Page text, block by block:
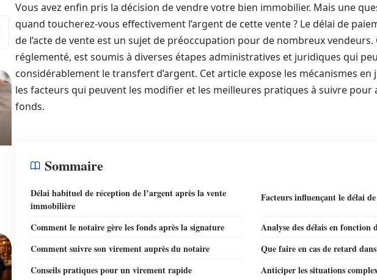
Vous avez enfin pris la décision de vendre votre bien immobilier. Mais une
quand toucherez-vous effectivement l’argent de cette vente ? Le délai de
de l’acte de vente est un sujet de préoccupation pour de nombreux vendeurs.
réglementé, est soumis à diverses étapes administratives et juridiques qui
considérablement le transfert d’argent. Cet article expose les mécanismes en
les facteurs qui peuvent les modifier et les meilleures pratiques à suivre pour
fonds.
Sommaire
Délai habituel de réception de l’argent après la vente
immobilière
Facteurs influençant le délai
Comment le notaire gère les fonds après la signature
Analyse des délais en fonction
Comment suivre son virement auprès du notaire
Que faire en cas de retard
Conseils pratiques pour un virement rapide
Anticiper les situations